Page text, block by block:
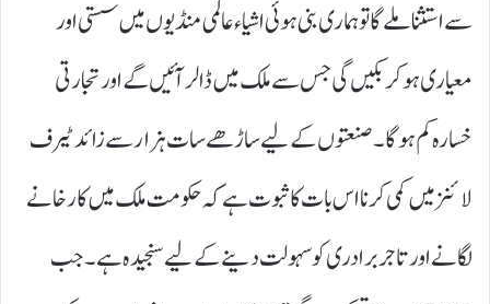
سے استثنا ملے گا تو ہماری بنی ہوئی اشیاء عالمی منڈیوں میں سستی اور
معیاری ہو کر بکیں گی جس سے ملک میں ڈالر آئیں گے اور تجارتی
خسارہ کم ہوگا۔ صنعتوں کے لیے ساڑھے سات ہزار سے زائد ٹیرف
لائنز میں کمی کرنا اس بات کا ثبوت ہے کہ حکومت ملک میں کارخانے
لگانے اور تاجر برادری کو سہولت دینے کے لیے سنجیدہ ہے۔ جب